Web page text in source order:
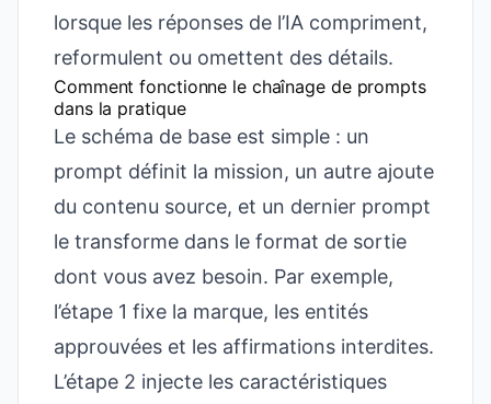
lorsque les réponses de l’IA compriment,
reformulent ou omettent des détails.
Comment fonctionne le chaînage de prompts
dans la pratique
Le schéma de base est simple : un
prompt définit la mission, un autre ajoute
du contenu source, et un dernier prompt
le transforme dans le format de sortie
dont vous avez besoin. Par exemple,
l’étape 1 fixe la marque, les entités
approuvées et les affirmations interdites.
L’étape 2 injecte les caractéristiques